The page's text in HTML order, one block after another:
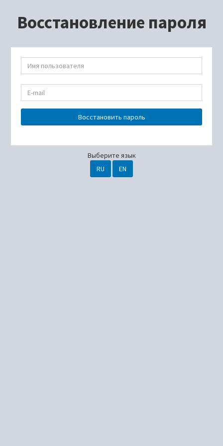
Восстановление пароля
Восстановить пароль
Выберите язык